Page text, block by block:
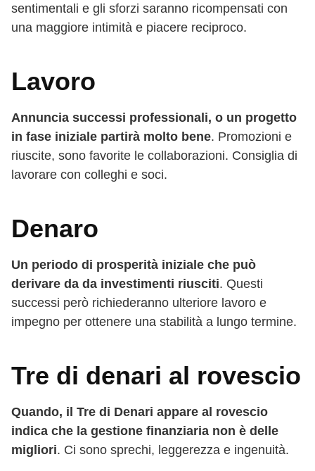
sentimentali e gli sforzi saranno ricompensati con
una maggiore intimità e piacere reciproco.
Lavoro
Annuncia successi professionali, o un progetto
in fase iniziale partirà molto bene. Promozioni e
riuscite, sono favorite le collaborazioni. Consiglia di
lavorare con colleghi e soci.
Denaro
Un periodo di prosperità iniziale che può
derivare da da investimenti riusciti. Questi
successi però richiederanno ulteriore lavoro e
impegno per ottenere una stabilità a lungo termine.
Tre di denari al rovescio
Quando, il Tre di Denari appare al rovescio
indica che la gestione finanziaria non è delle
migliori. Ci sono sprechi, leggerezza e ingenuità.